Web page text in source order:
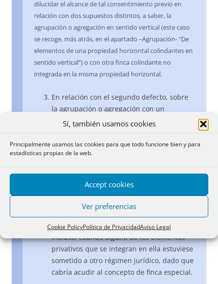
Sí, también usamos cookies
Principalmente usamos las cookies para que todo funcione bien y para
estadísticas propias de la web.
Accept cookies
Ver preferencias
Cookie PolicyPolítica de PrivacidadAviso Legal
dilucidar el alcance de tal consentimiento previo en
relación con dos supuestos distintos, a saber, la
agrupación o agregación en sentido vertical (este caso
se recoge, más atrás, en el apartado –Agrupación- “De
elementos de una propiedad horizontal colindantes en
sentido vertical”) o con otra finca colindante no
integrada en la misma propiedad horizontal.
En relación con el segundo defecto, sobre
la agrupación o agregación con un
elemento colindante no integrado en la
Resoluciones de 27 de mayo de 1983, 11 de
mayo 1987 y 27 de febrero de 2003, se
su propio régimen jurídico y conservando
su cuota, cuando perteneciese a una
propiedad horizontal, pues se permite la
constitución de una nueva finca resultante,
incluso, cuando alguno de los elementos
privativos que se integran en ella estuviese
sometido a otro régimen jurídico, dado que
cabría acudir al concepto de finca especial.